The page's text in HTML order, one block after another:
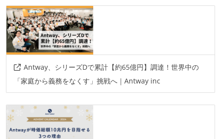
github-actions
terraform
Antway、シリーズDで累計【約65億円】調達！世界中の
「家庭から義務をなくす」挑戦へ｜Antway inc